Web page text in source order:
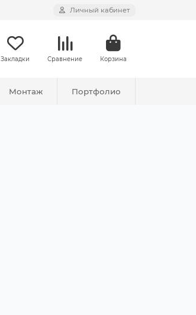
Личный кабинет
Закладки Сравнение Корзина
Монтаж Портфолио